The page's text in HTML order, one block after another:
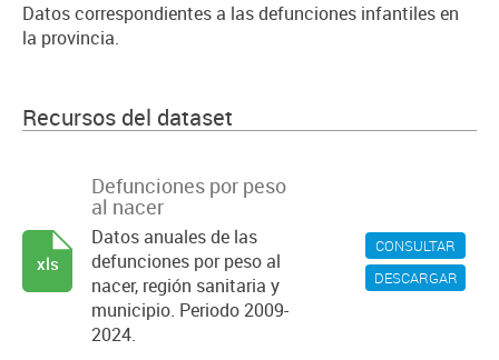
Datos correspondientes a las defunciones infantiles en
la provincia.
Recursos del dataset
CONSULTAR
DESCARGAR
Defunciones por peso
al nacer
Datos anuales de las
defunciones por peso al
nacer, región sanitaria y
municipio. Periodo 2009-
2024.
xls